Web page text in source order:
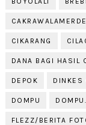
CIKARANG
DANA BAGI HASIL
DEPOK DINKES
DOMPU
FLEZZ/BERITA